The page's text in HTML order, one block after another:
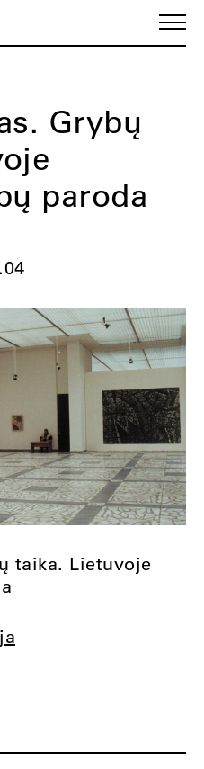
Grybų
paroda
taika. Lietuvoje